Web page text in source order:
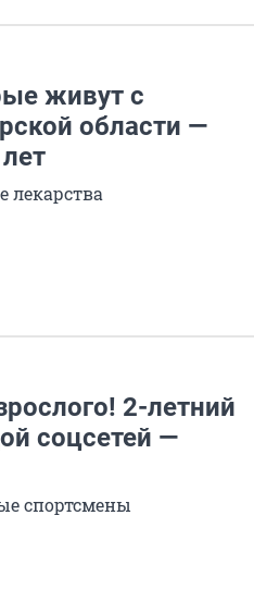
живут с
области —
лекарства
2-летний
соцсетей —
спортсмены